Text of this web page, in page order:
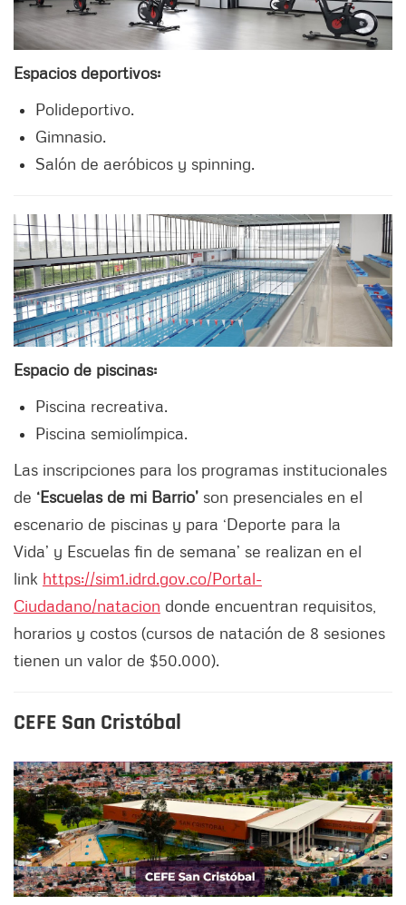
Espacios deportivos:
Polideportivo.
Gimnasio.
Salón de aeróbicos y spinning.
Espacio de piscinas:
Piscina recreativa.
Piscina semiolímpica.
Las inscripciones para los programas institucionales
de ‘Escuelas de mi Barrio’ son presenciales en el
escenario de piscinas y para ‘Deporte para la
Vida’ y Escuelas fin de semana’ se realizan en el
link https://sim1.idrd.gov.co/Portal-
Ciudadano/natacion donde encuentran requisitos,
horarios y costos (cursos de natación de 8 sesiones
tienen un valor de $50.000).
CEFE San Cristóbal